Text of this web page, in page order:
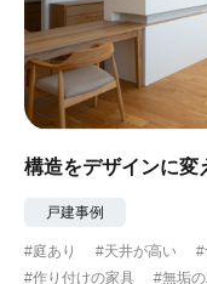
構造をデザインに変
戸建事例
#庭あり #天井が高い #
#作り付けの家具
#無垢